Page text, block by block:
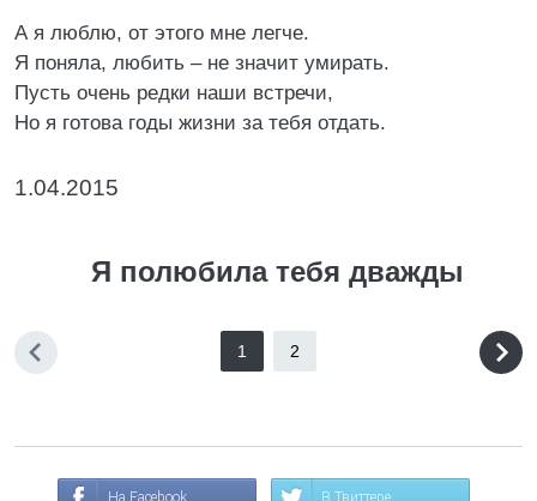
А я люблю, от этого мне легче.
Я поняла, любить – не значит умирать.
Пусть очень редки наши встречи,
Но я готова годы жизни за тебя отдать.
1.04.2015
Я полюбила тебя дважды
1 2
На Facebook В Твиттере